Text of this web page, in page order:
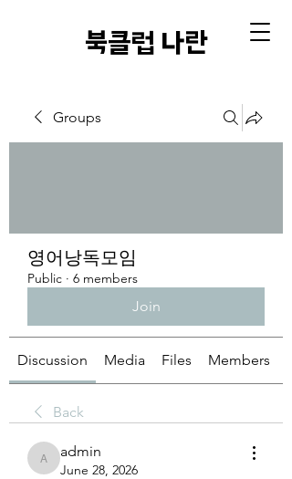
​북클럽 나란
Groups
영어낭독모임
Public · 6 members
Join
Discussion Media Files Members
Back
admin
admin
June 28, 2026